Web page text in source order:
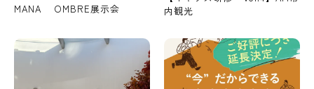
MANA OMBRE展示会
内観光